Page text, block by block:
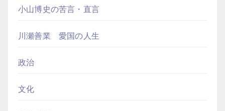
小山博史の苦言・直言
川瀬善業 愛国の人生
政治
文化